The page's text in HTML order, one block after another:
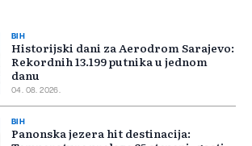
BIH
Historijski dani za Aerodrom Sarajevo:
Rekordnih 13.199 putnika u jednom
danu
04. 08. 2026.
BIH
Panonska jezera hit destinacija: